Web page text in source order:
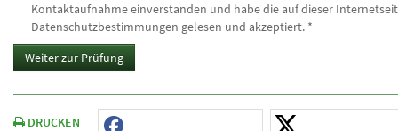
Kontaktaufnahme einverstanden und habe die auf dieser
Datenschutzbestimmungen gelesen und akzeptiert. *
Weiter zur Prüfung
DRUCKEN